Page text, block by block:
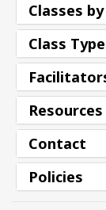
Classes by
Class
Resources
Contact
Policies